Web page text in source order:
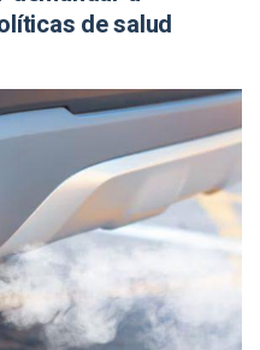
de salud